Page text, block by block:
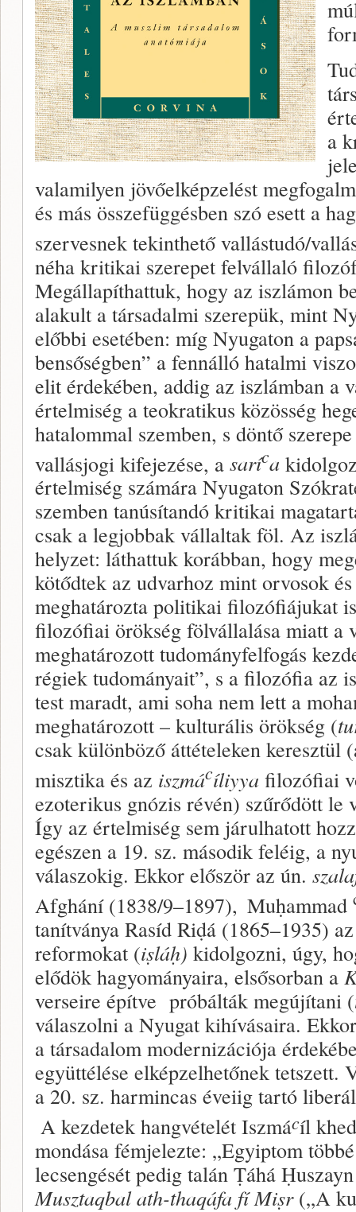
a
valamilyen jövőelképzelést
és más összefüggésben szó esett a
szervesnek tekinthető vallástudó/
néha kritikai szerepet felvállaló
Megállapíthattuk, hogy az iszlámon
alakult a társadalmi szerepük, mint
előbbi esetében: míg Nyugaton a
bensőségben” a fennálló hatalmi
elit érdekében, addig az iszlámban a
értelmiség a teokratikus közösség
hatalommal szemben, s döntő
vallásjogi kifejezése, a saríca
értelmiség számára Nyugaton
szemben tanúsítandó kritikai
csak a legjobbak vállaltak föl. Az
helyzet: láthattuk korábban, hogy
kötődtek az udvarhoz mint orvosok
meghatározta politikai filozófiájukat
filozófiai örökség fölvállalása miatt a
meghatározott tudományfelfogás
régiek tudományait”, s a filozófia az
test maradt, ami soha nem lett a
meghatározott – kulturális örökség (
csak különböző áttételeken keresztül
misztika és az iszmácíliyya filozófiai
ezoterikus gnózis révén) szűrődött le
Így az értelmiség sem járulhatott
egészen a 19. sz. második feléig, a
válaszokig. Ekkor először az ún.
Afghání (1838/9–1897), Muḥammad
tanítványa Rasíd Riḍá (1865–1935)
reformokat (iṣláḥ) kidolgozni, úgy,
elődök hagyományaira, elsősorban a
verseire építve próbálták megújítani (
válaszolni a Nyugat kihívásaira.
a társadalom modernizációja
együttélése elképzelhetőnek tetszett.
a 20. sz. harmincas éveiig tartó
A kezdetek hangvételét Iszmácíl
mondása fémjelezte: „Egyiptom
lecsengését pedig talán Ṭáhá
Musztaqbal ath-thaqáfa fí Miṣr („A